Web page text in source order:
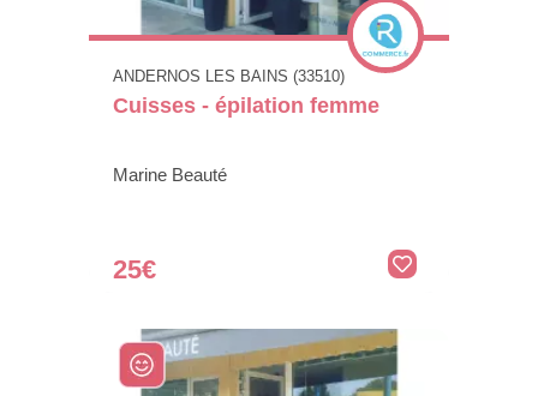
ANDERNOS LES BAINS (33510)
Cuisses - épilation femme
Marine Beauté
25€